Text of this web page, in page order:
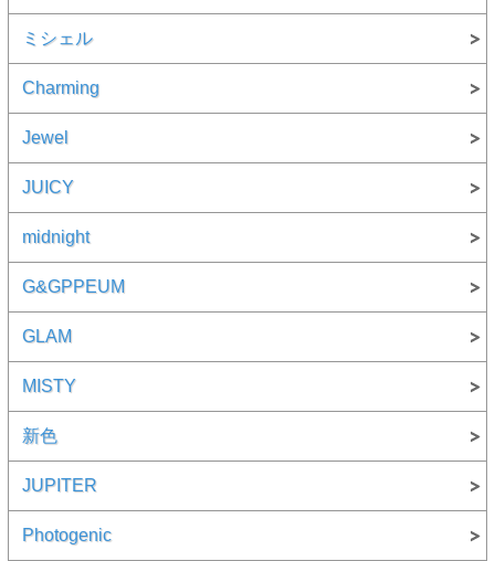
ミシェル
Charming
Jewel
JUICY
midnight
G&GPPEUM
GLAM
MISTY
新色
JUPITER
Photogenic